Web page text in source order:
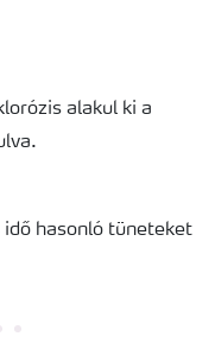
alakul ki a
hasonló tüneteket